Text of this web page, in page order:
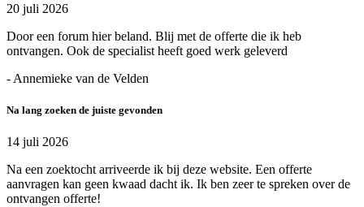
20 juli 2026
Door een forum hier beland. Blij met de offerte die ik heb
ontvangen. Ook de specialist heeft goed werk geleverd
- Annemieke van de Velden
Na lang zoeken de juiste gevonden
14 juli 2026
Na een zoektocht arriveerde ik bij deze website. Een offerte
aanvragen kan geen kwaad dacht ik. Ik ben zeer te spreken over de
ontvangen offerte!